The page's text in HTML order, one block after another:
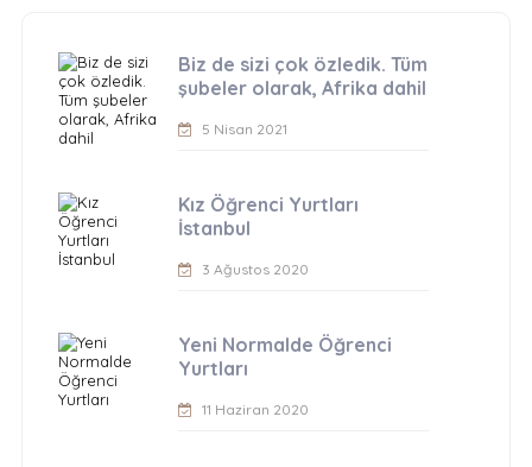
Biz de sizi çok özledik. Tüm
şubeler olarak, Afrika dahil
5 Nisan 2021
Kız Öğrenci Yurtları
İstanbul
3 Ağustos 2020
Yeni Normalde Öğrenci
Yurtları
11 Haziran 2020